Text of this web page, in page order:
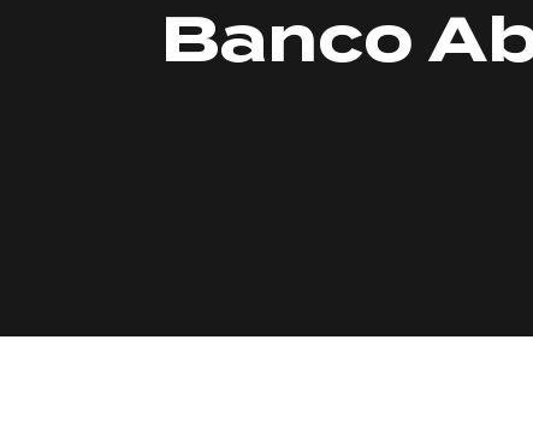
Banco